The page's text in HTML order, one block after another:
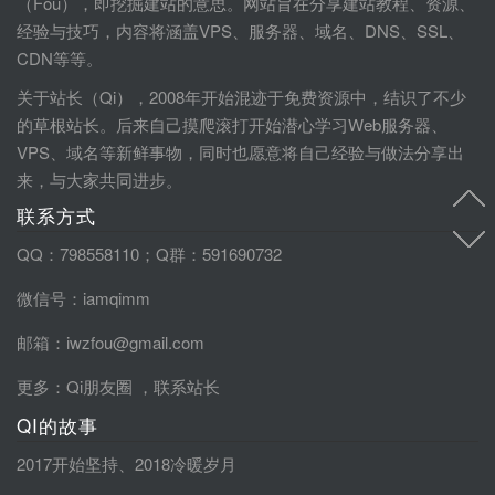
经验与技巧，内容将涵盖VPS、服务器、域名、DNS、SSL、
CDN等等。
关于站长（Qi），2008年开始混迹于免费资源中，结识了不少
的草根站长。后来自己摸爬滚打开始潜心学习Web服务器、
VPS、域名等新鲜事物，同时也愿意将自己经验与做法分享出
来，与大家共同进步。
联系方式
QQ：798558110；Q群：591690732
微信号：iamqimm
邮箱：iwzfou@gmail.com
更多： Qi朋友圈 ， 联系站长
QI的故事
2017开始坚持 2018冷暖岁月